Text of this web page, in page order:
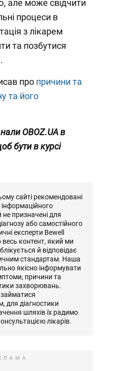
але може свідчити
процеси в
з лікарем
та позбутися
про причини та
та його
OBOZ.UA в
бути в курсі
сайті рекомендовані
призначені для
або самостійного
експерти Bewell
контент, який ми
й відповідає
стандартам. Наша
якісно інформувати
причини та
захворювань.
для діагностики
шляхів їх радимо
лікарів.